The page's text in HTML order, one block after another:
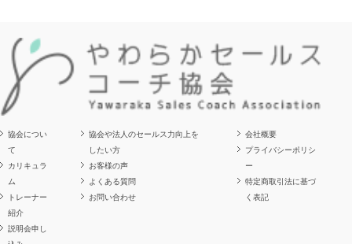
協会につい
て
カリキュラ
ム
トレーナー
紹介
説明会申し
協会や法人のセールス力向上を
したい方
お客様の声
よくある質問
お問い合わせ
会社概要
プライバシーポリシ
ー
特定商取引法に基づ
く表記